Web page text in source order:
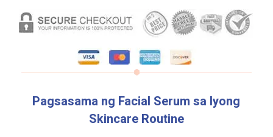
Pagsasama ng Facial Serum sa Iyong
Skincare Routine